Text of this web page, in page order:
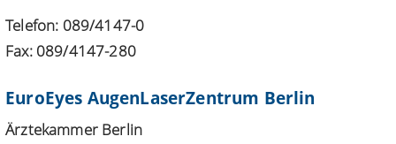
Telefon: 089/4147-0
Fax: 089/4147-280
EuroEyes AugenLaserZentrum Berlin
Ärztekammer Berlin